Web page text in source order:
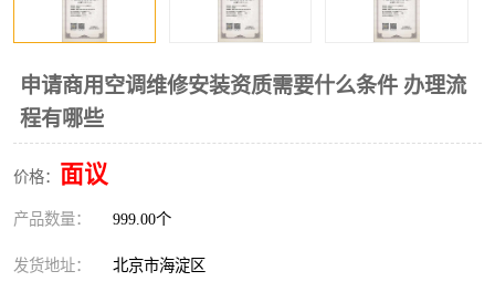
申请商用空调维修安装资质需要什么条件 办理流
程有哪些
价格： 面议
产品数量： 999.00个
发货地址： 北京市海淀区